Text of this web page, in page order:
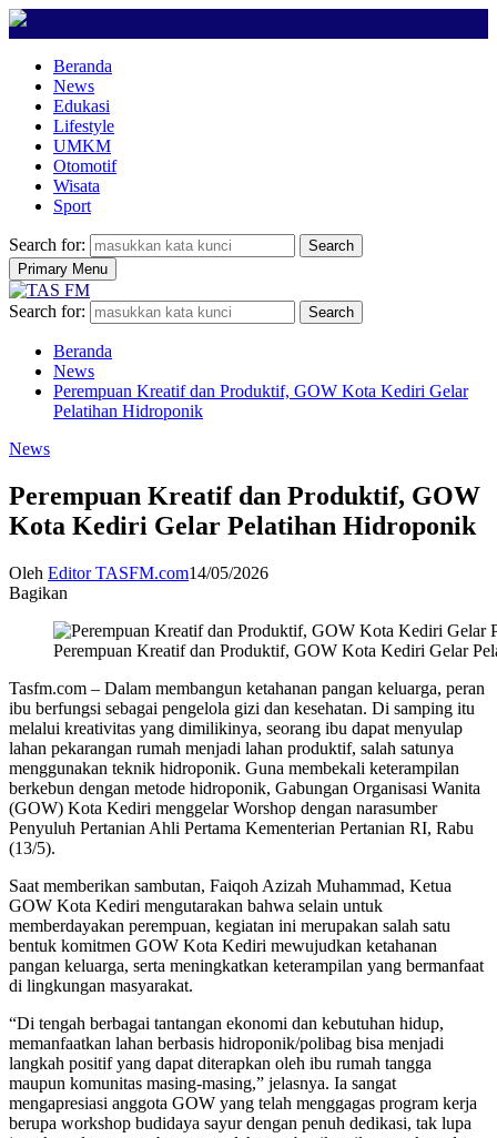
Beranda
News
Edukasi
Lifestyle
UMKM
Otomotif
Wisata
Sport
Search for:
Search
Primary Menu
Search for: Search
Beranda
News
Perempuan Kreatif dan Produktif, GOW Kota Kediri Gelar
Pelatihan Hidroponik
News
Perempuan Kreatif dan Produktif, GOW
Kota Kediri Gelar Pelatihan Hidroponik
Oleh Editor TASFM.com14/05/2026
Bagikan
Perempuan Kreatif dan Produktif, GOW Kota Kediri Gelar
Tasfm.com – Dalam membangun ketahanan pangan keluarga, peran
ibu berfungsi sebagai pengelola gizi dan kesehatan. Di samping itu
melalui kreativitas yang dimilikinya, seorang ibu dapat menyulap
lahan pekarangan rumah menjadi lahan produktif, salah satunya
menggunakan teknik hidroponik. Guna membekali keterampilan
berkebun dengan metode hidroponik, Gabungan Organisasi Wanita
(GOW) Kota Kediri menggelar Worshop dengan narasumber
Penyuluh Pertanian Ahli Pertama Kementerian Pertanian RI, Rabu
(13/5).
Saat memberikan sambutan, Faiqoh Azizah Muhammad, Ketua
GOW Kota Kediri mengutarakan bahwa selain untuk
memberdayakan perempuan, kegiatan ini merupakan salah satu
bentuk komitmen GOW Kota Kediri mewujudkan ketahanan
pangan keluarga, serta meningkatkan keterampilan yang bermanfaat
di lingkungan masyarakat.
“Di tengah berbagai tantangan ekonomi dan kebutuhan hidup,
memanfaatkan lahan berbasis hidroponik/polibag bisa menjadi
langkah positif yang dapat diterapkan oleh ibu rumah tangga
maupun komunitas masing-masing,” jelasnya. Ia sangat
mengapresiasi anggota GOW yang telah menggagas program kerja
berupa workshop budidaya sayur dengan penuh dedikasi, tak lupa